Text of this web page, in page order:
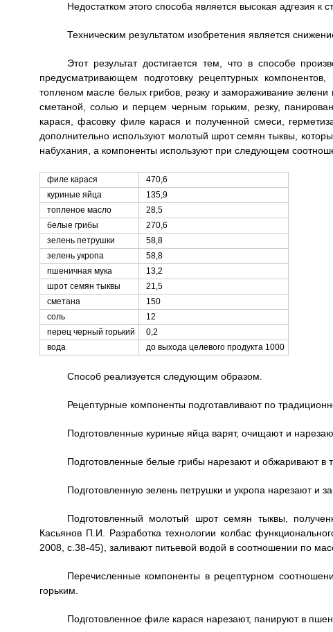
Недостатком этого способа является высокая адгезия к
Техническим результатом изобретения является
Этот результат достигается тем, что в способе
предусматривающем подготовку рецептурных
топленом масле белых грибов, резку и замораживание
сметаной, солью и перцем черным горьким, резку,
карася, фасовку филе карася и полученной смеси,
дополнительно используют молотый шрот семян тыквы,
набухания, а компоненты используют при следующем
филе карася
470,6
куриные яйца
135,9
топленое масло
28,5
белые грибы
270,6
зелень петрушки
58,8
зелень укропа
58,8
пшеничная мука
13,2
шрот семян тыквы
21,5
сметана
150
соль
12
перец черный горький
0,2
вода
до выхода целевого продукта 1000
Способ реализуется следующим образом.
Рецептурные компоненты подготавливают по
Подготовленные куриные яйца варят, очищают и
Подготовленные белые грибы нарезают и обжаривают в
Подготовленную зелень петрушки и укропа нарезают и
Подготовленный молотый шрот семян тыквы,
Касьянов П.И. Разработка технологии колбас
2008, с.38-45), заливают питьевой водой в соотношении по
Перечисленные компоненты в рецептурном
горьким.
Подготовленное филе карася нарезают, панируют в